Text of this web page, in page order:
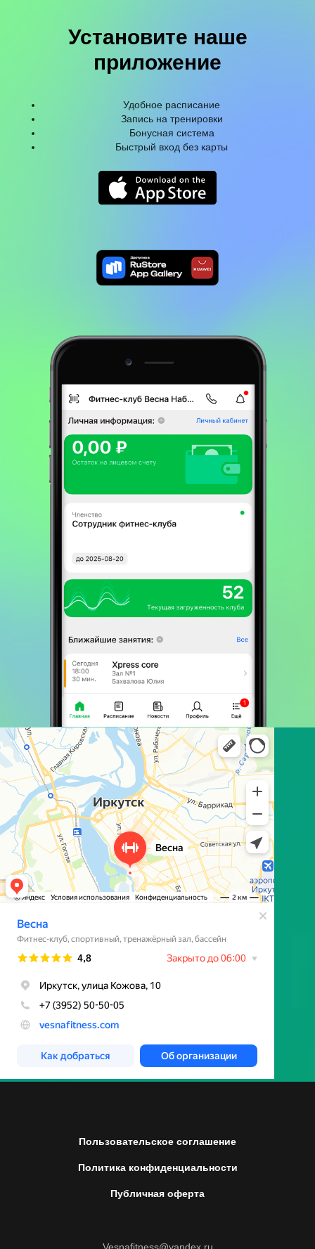
Установите наше
приложение
Удобное расписание
Запись на тренировки
Бонусная система
Быстрый вход без карты
Пользовательское соглашение
Политика конфиденциальности
Публичная оферта
Vesnafitness@yandex.ru